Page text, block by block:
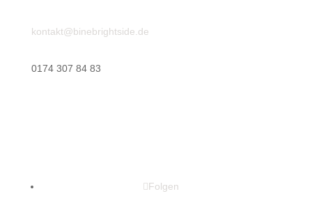
kontakt@binebrightside.de
0174 307 84 83
Folgen